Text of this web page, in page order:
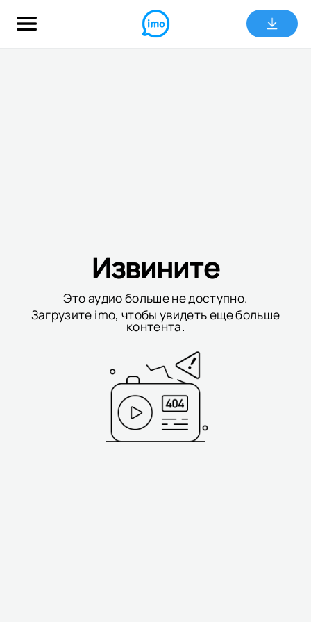
Извините
Это аудио больше не доступно.
Загрузите imo, чтобы увидеть еще больше
контента.